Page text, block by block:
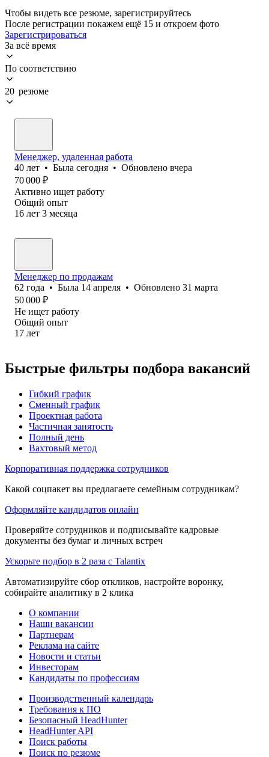
Чтобы видеть все резюме, зарегистрируйтесь
После регистрации покажем ещё 15 и откроем фото
Зарегистрироваться
За всё время
По соответствию
20 резюме
Менеджер, удаленная работа
40 лет • Была сегодня • Обновлено вчера
70 000 ₽
Активно ищет работу
Общий опыт
16 лет 3 месяца
Менеджер по продажам
62 года • Была 14 апреля • Обновлено 31 марта
50 000 ₽
Не ищет работу
Общий опыт
17 лет
Быстрые фильтры подбора вакансий
Гибкий график
Сменный график
Проектная работа
Частичная занятость
Полный день
Вахтовый метод
Корпоративная поддержка сотрудников
Какой соцпакет вы предлагаете семейным сотрудникам?
Оформляйте кандидатов онлайн
Проверяйте сотрудников и подписывайте кадровые
документы без бумаг и личных встреч
Ускорьте подбор в 2 раза с Talantix
Автоматизируйте сбор откликов, настройте воронку,
собирайте аналитику в 2 клика
О компании
Наши вакансии
Партнерам
Реклама на сайте
Новости и статьи
Инвесторам
Кандидаты по профессиям
Производственный календарь
Требования к ПО
Безопасный HeadHunter
HeadHunter API
Поиск работы
Поиск по резюме